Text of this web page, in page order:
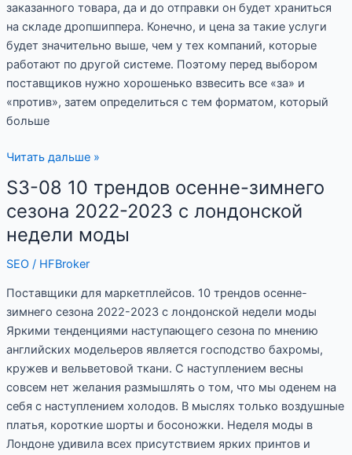
заказанного товара, да и до отправки он будет храниться
на складе дропшиппера. Конечно, и цена за такие услуги
будет значительно выше, чем у тех компаний, которые
работают по другой системе. Поэтому перед выбором
поставщиков нужно хорошенько взвесить все «за» и
«против», затем определиться с тем форматом, который
больше
Читать дальше »
S3-08 10 трендов осенне-зимнего
сезона 2022-2023 с лондонской
недели моды
SEO/ HFBroker
Поставщики для маркетплейсов. 10 трендов осенне-
зимнего сезона 2022-2023 с лондонской недели моды
Яркими тенденциями наступающего сезона по мнению
английских модельеров является господство бахромы,
кружев и вельветовой ткани. С наступлением весны
совсем нет желания размышлять о том, что мы оденем на
себя с наступлением холодов. В мыслях только воздушные
платья, короткие шорты и босоножки. Неделя моды в
Лондоне удивила всех присутствием ярких принтов и
S3-
10
трендов
осенне-
сезона
2022-
2023
с
лондонской
недели
моды